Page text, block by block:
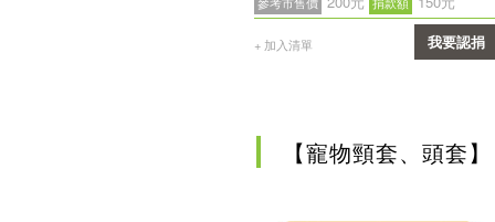
+ 加入清單 我要認捐
【寵物頸套、頭套】